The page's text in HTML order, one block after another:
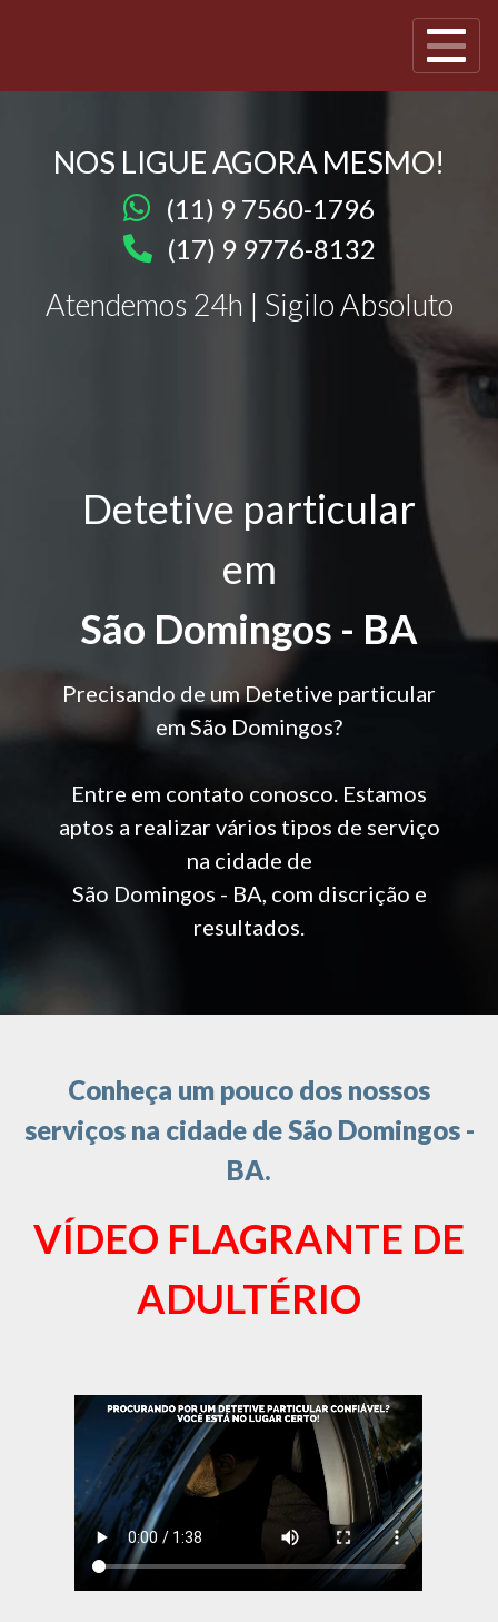
NOS LIGUE AGORA MESMO!
(11) 9 7560-1796
(17) 9 9776-8132
Atendemos 24h | Sigilo Absoluto
Detetive particular
em
São Domingos - BA
Precisando de um Detetive particular
em São Domingos?
Entre em contato conosco. Estamos
aptos a realizar vários tipos de serviço
na cidade de
São Domingos - BA, com discrição e
resultados.
Conheça um pouco dos nossos
serviços na cidade de São Domingos -
BA.
VÍDEO FLAGRANTE DE
ADULTÉRIO